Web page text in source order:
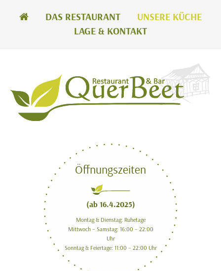
überspringenDAS RESTAURANT
UNSERE KÜCHE
LAGE & KONTAKT
Öffnungszeiten
(ab 16.4.2025)
Montag & Dienstag: Ruhetage
Mittwoch – Samstag: 16:00 – 22:00
Uhr
Sonntag & Feiertage: 11:00 – 22:00 Uhr